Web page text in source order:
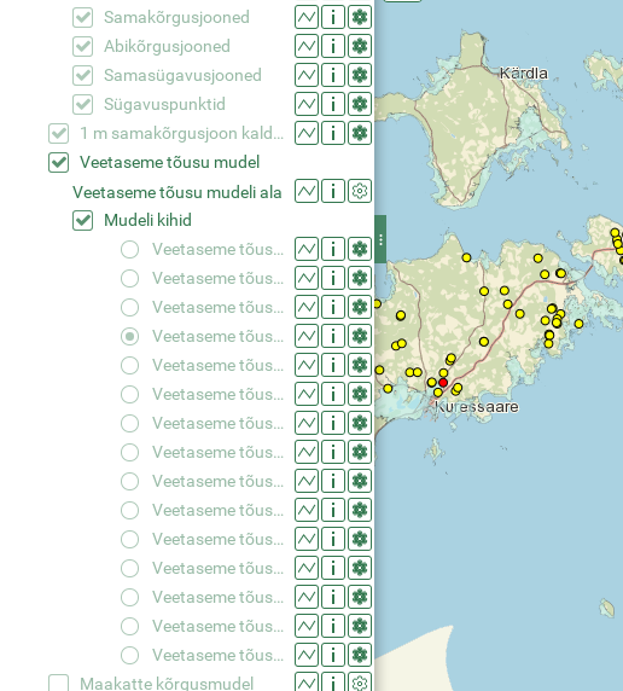
Samakõrgusjooned
Abikõrgusjooned
Samasügavusjooned
Sügavuspunktid
1 m samakõrgusjoon kaldajoone kõrgusväärtusest
Veetaseme tõusu mudel
Veetaseme tõusu mudeli ala
Mudeli kihid
Veetaseme tõus +0,50 m
Veetaseme tõus +0,75 m
Veetaseme tõus +1,00 m
Veetaseme tõus +1,25 m
Veetaseme tõus +1,50 m
Veetaseme tõus +1,75 m
Veetaseme tõus +2,00 m
Veetaseme tõus +2,25 m
Veetaseme tõus +2,50 m
Veetaseme tõus +2,75 m
Veetaseme tõus +3,00 m
Veetaseme tõus +3,25 m
Veetaseme tõus +3,50 m
Veetaseme tõus +3,75 m
Veetaseme tõus +4,00 m
Maakatte kõrgusmudel